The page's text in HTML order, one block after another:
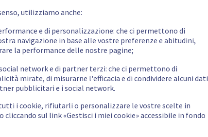
utilizziamo anche:
e di personalizzazione: che ci permettono di
navigazione in base alle vostre preferenze e abitudini,
la performance delle nostre pagine;
network e di partner terzi: che ci permettono di
mirate, di misurarne l'efficacia e di condividere alcuni dati
pubblicitari e i social network.
i cookie, rifiutarli o personalizzare le vostre scelte in
cliccando sul link «Gestisci i miei cookie» accessibile in fondo